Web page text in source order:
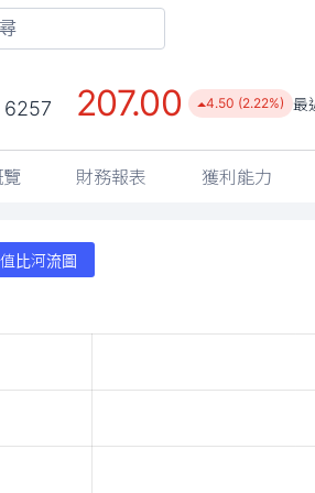
6257 207.00 4.50 (2.22%) 最
財務報表 獲利能力
比河流圖